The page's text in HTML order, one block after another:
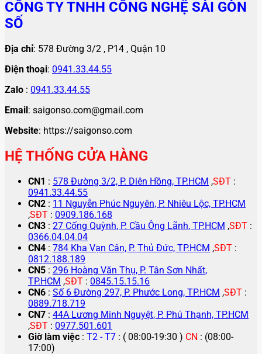
CÔNG TY TNHH CÔNG NGHỆ SÀI GÒN
SỐ
Địa chỉ: 578 Đường 3/2 , P14 , Quận 10
Điện thoại: 0941.33.44.55
Zalo : 0941.33.44.55
Email: saigonso.com@gmail.com
Website: https://saigonso.com
HỆ THỐNG CỬA HÀNG
CN1 : 578 Đường 3/2, P. Diên Hồng, TP.HCM ,SĐT :
0941.33.44.55
CN2 : 11 Nguyễn Phúc Nguyên, P. Nhiêu Lộc, TP.HCM
,SĐT : 0909.186.168
CN3 : 27 Cống Quỳnh, P. Cầu Ông Lãnh, TP.HCM ,SĐT :
0366.04.04.04
CN4 : 784 Kha Vạn Cân, P. Thủ Đức, TP.HCM ,SĐT :
0812.188.189
CN5 : 296 Hoàng Văn Thụ, P. Tân Sơn Nhất,
TP.HCM ,SĐT : 0845.15.15.16
CN6 : Số 6 Đường 297, P. Phước Long, TP.HCM ,SĐT :
0889.718.719
CN7 : 44A Lương Minh Nguyệt, P. Phú Thạnh, TP.HCM
,SĐT : 0977.501.601
Giờ làm việc : T2 - T7 : ( 08:00-19:30 ) CN : (08:00-
17:00)